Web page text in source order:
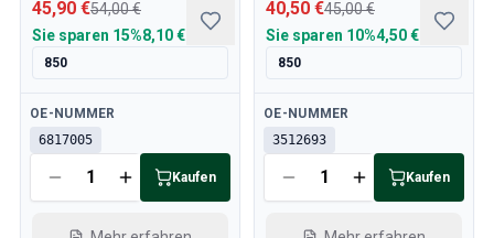
45,90 €54,00 €
Sie sparen 15%8,10 €
850
Verfügbar
OE-NUMMER
6817005
Kaufen
40,50 €45,00 €
Sie sparen 10%4,50 €
850
Verfügbar
OE-NUMMER
3512693
Kaufen